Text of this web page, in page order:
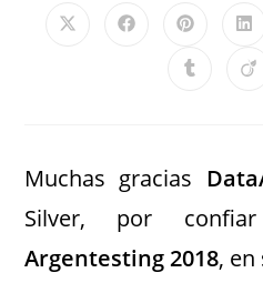
Muchas gracias
Silver, por
Argentesting 2018,